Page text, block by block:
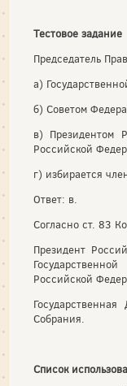
Тестовое задание
Председатель
а)
б) Советом
в) Президентом
Российской
г) избирается
Ответ: в.
Согласно ст. 83
Президент
Российской
Собрания.
Список